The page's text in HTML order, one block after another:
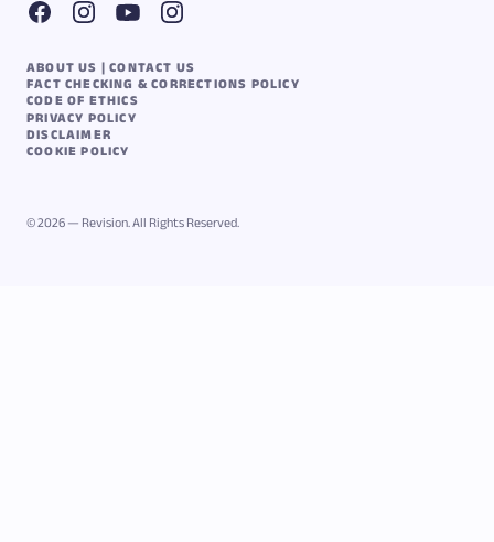
ABOUT US | CONTACT US
FACT CHECKING & CORRECTIONS POLICY
CODE OF ETHICS
PRIVACY POLICY
DISCLAIMER
COOKIE POLICY
© 2026 — Revision. All Rights Reserved.